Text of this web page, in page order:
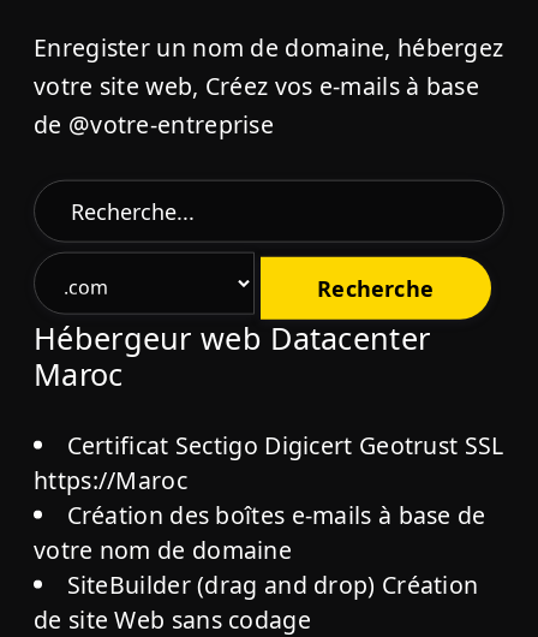
Enregister un nom de domaine, hébergez
votre site web, Créez vos e-mails à base
de @votre-entreprise
Hébergeur web Datacenter
Maroc
Certificat Sectigo Digicert Geotrust SSL
https://Maroc
Création des boîtes e-mails à base de
votre nom de domaine
SiteBuilder (drag and drop) Création
de site Web sans codage